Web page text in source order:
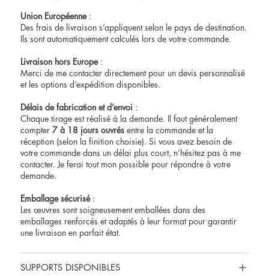
Union Européenne:
Des frais de livraison s’appliquent selon le pays de destination.
Ils sont automatiquement calculés lors de votre commande.
Livraison hors Europe:
Merci de me contacter directement pour un devis personnalisé
et les options d’expédition disponibles.
Délais de fabrication et d’envoi :
Chaque tirage est réalisé à la demande. Il faut généralement
compter7 à 18 jours ouvrés entre la commande et la
réception (selon la finition choisie). Si vous avez besoin de
votre commande dans un délai plus court, n’hésitez pas à me
contacter. Je ferai tout mon possible pour répondre à votre
demande.
Emballage sécurisé:
Les œuvres sont soigneusement emballées dans des
emballages renforcés et adaptés à leur format pour garantir
une livraison en parfait état.
SUPPORTS DISPONIBLES